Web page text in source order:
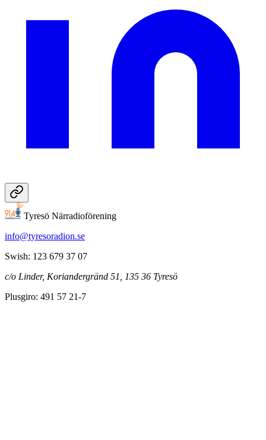
Tyresö Närradioförening
info@tyresoradion.se
Swish: 123 679 37 07
c/o Linder, Koriandergränd 51, 135 36 Tyresö
Plusgiro: 491 57 21-7